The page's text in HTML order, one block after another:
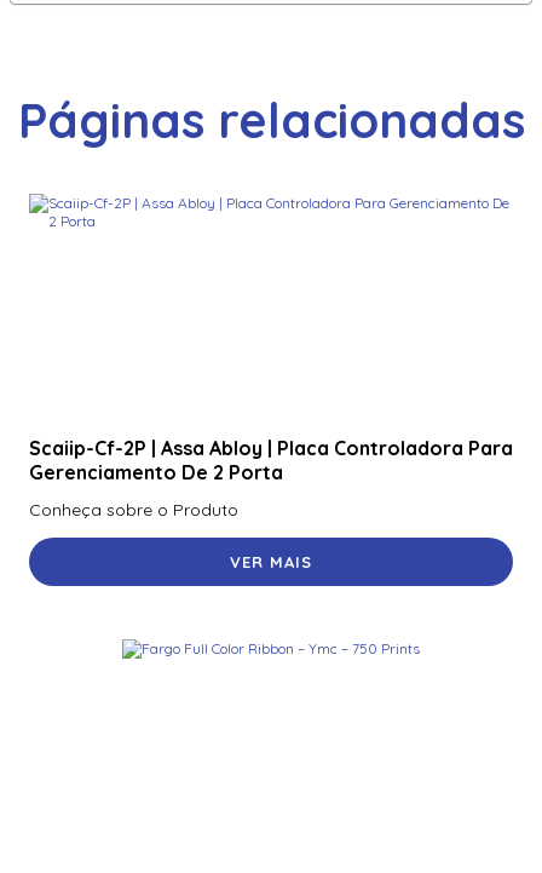
Páginas relacionadas
Scaiip-Cf-2P | Assa Abloy | Placa Controladora Para
Gerenciamento De 2 Porta
Conheça sobre o Produto
VER MAIS